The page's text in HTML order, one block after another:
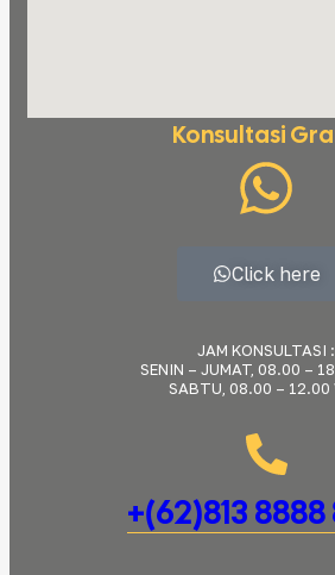
Konsultasi
Click here
JAM KONSULTASI :
SENIN – JUMAT, 08.00 –
SABTU, 08.00 – 12.00
+(62)813